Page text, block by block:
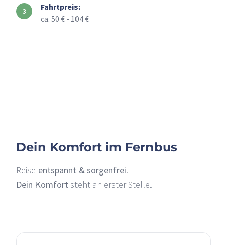
Fahrtpreis:
ca. 50 € - 104 €
Dein Komfort im Fernbus
Reise entspannt & sorgenfrei.
Dein Komfort steht an erster Stelle.